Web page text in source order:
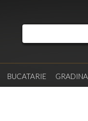
BUCATARIE GRADINA